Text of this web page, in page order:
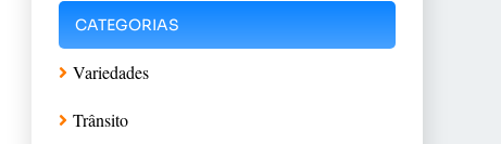
CATEGORIAS
Variedades
Trânsito